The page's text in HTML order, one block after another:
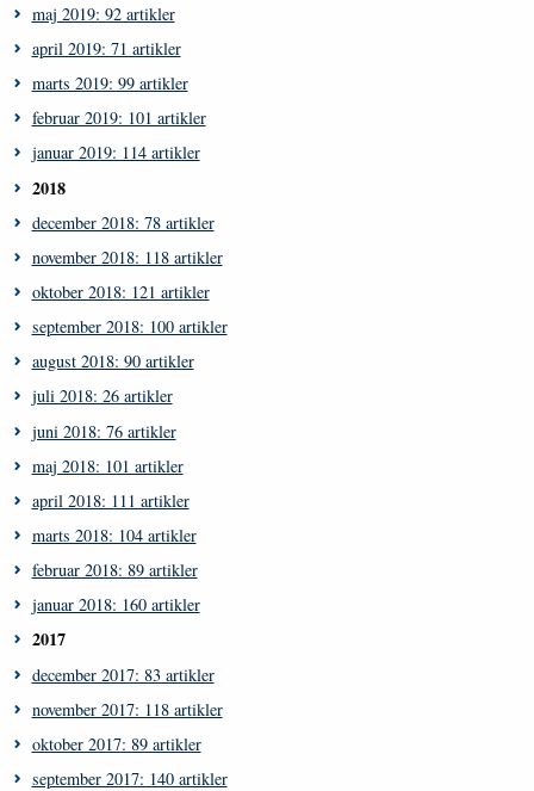
maj 2019: 92 artikler
april 2019: 71 artikler
marts 2019: 99 artikler
februar 2019: 101 artikler
januar 2019: 114 artikler
2018
december 2018: 78 artikler
november 2018: 118 artikler
oktober 2018: 121 artikler
september 2018: 100 artikler
august 2018: 90 artikler
juli 2018: 26 artikler
juni 2018: 76 artikler
maj 2018: 101 artikler
april 2018: 111 artikler
marts 2018: 104 artikler
februar 2018: 89 artikler
januar 2018: 160 artikler
2017
december 2017: 83 artikler
november 2017: 118 artikler
oktober 2017: 89 artikler
september 2017: 140 artikler